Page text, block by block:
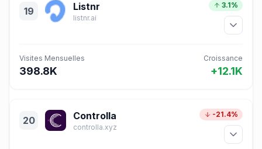
19 Listnr
listnr.ai
3.1%
Visites Mensuelles
398.8K
Croissance
+12.1K
20 Controlla
controlla.xyz
-21.4%